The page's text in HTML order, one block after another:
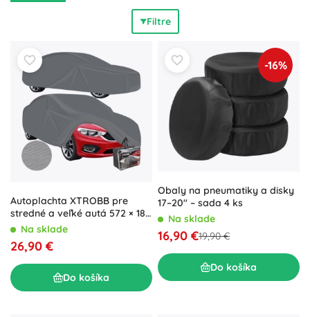
nečistôt (zástierky) bránia ostriekaniu karosérie štrkom,
vodou a soľou. Montáž je často riešená 3M páskou alebo
jednoduchá montáž bez vŕtania
presné uchyteniea spoľahlivá kompatibilitas mnohými
modelmi vozidiel. Na parkovanie vonku poslúžia
autoplachty a plachty proti krupobitiu sUV ochranoua
vodeodolnou vrstvou, ktoré zabránia usadzovaniu prachu
aj poveternostným škodám. Ochrana exteriéru auta
predlžuje životnosť laku, znižuje náklady na opravy a
pomáha zachovaťvyššiu zostatkovú hodnotu vozidla
Zvoľte riešenie preochranu karosérie, ktoré kombinuje
funkčnosť, odolnosť a
elegantný vzhľad
Filtre
Autoplachta XTROBB pre
stredné a veľké autá 572 × 180
× 120 cm
Na sklade
26,90 €
Do košíka
-16%
Obaly na pneumatiky a disky
17–20" – sada 4 ks
Na sklade
16,90 €19,90 €
Do košíka